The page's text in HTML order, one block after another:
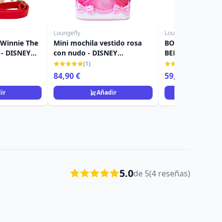
The
DISNEY
Loungefly
Mini mochila vestido rosa
con nudo - DISNEY
LOUNGEFLY Cenicienta 75.º
aniversario
(1)
84,90 €
Añadir
Loungefly
BOLSO
BELLA
LOUNGEFLY
59,90 €
5.0de 5(4 reseñas)